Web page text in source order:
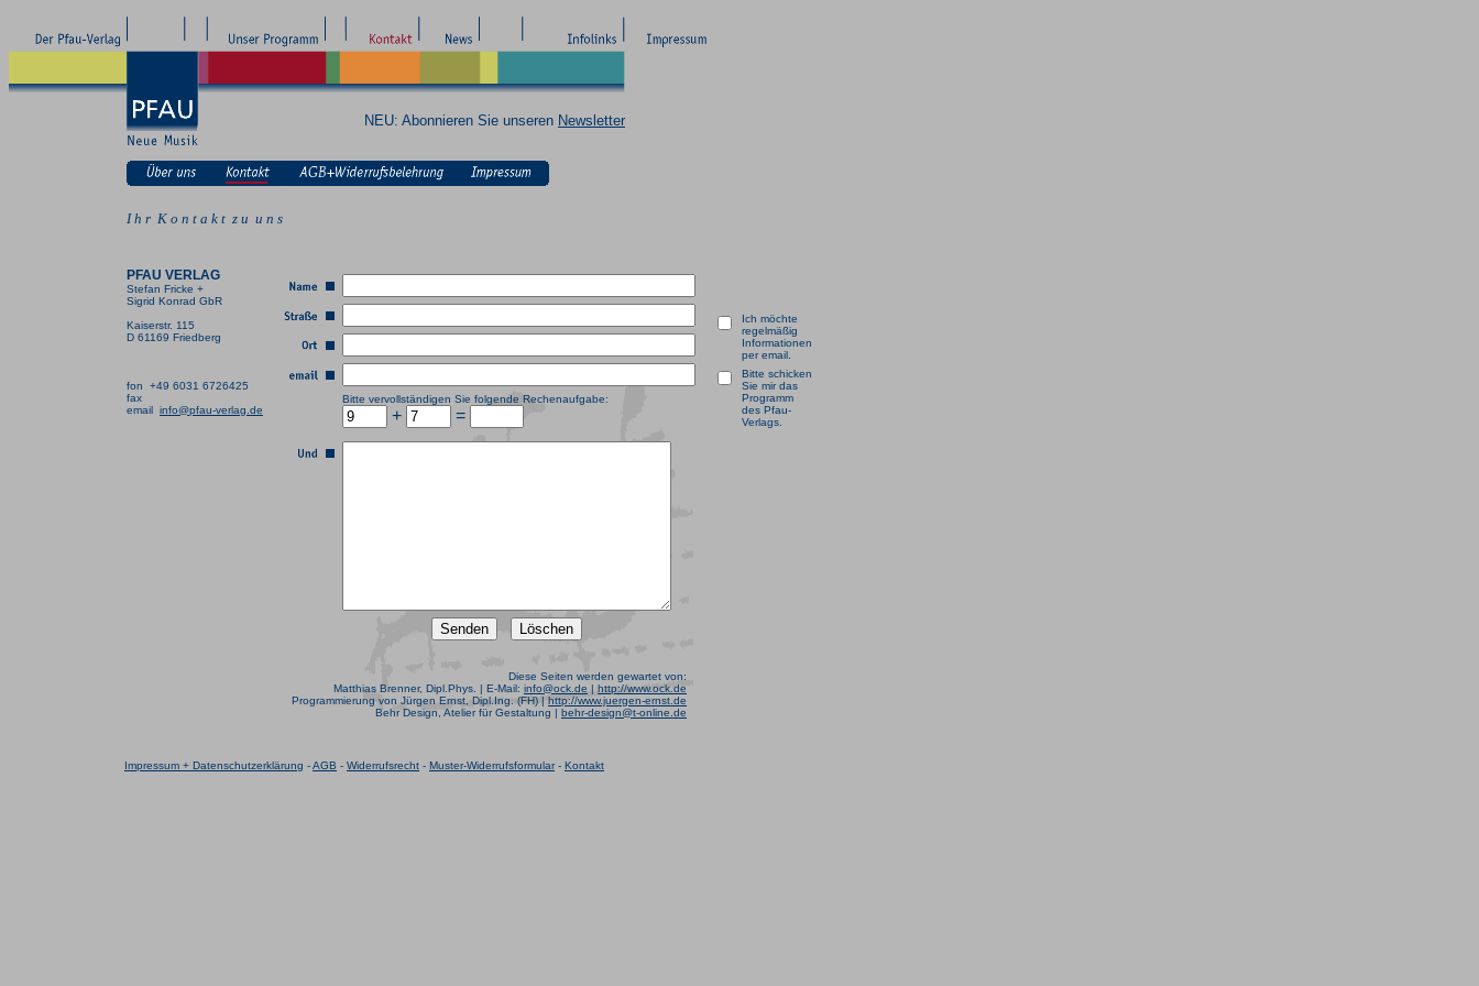
NEU: Abonnieren Sie unseren Newsletter
I h r K o n t a k t z u u n s
PFAU VERLAG
Stefan Fricke +
Sigrid Konrad GbR
Kaiserstr. 115
D 61169 Friedberg
fon +49 6031 6726425
fax
email info@pfau-verlag.de
Bitte vervollständigen Sie folgende Rechenaufgabe:
+ =
Ich möchte
regelmäßig
Informationen
per email.
Bitte schicken
Sie mir das
Programm
des Pfau-
Verlags.
Diese Seiten werden gewartet von:
Matthias Brenner, Dipl.Phys. | E-Mail: info@ock.de | http://www.ock.de
Programmierung von Jürgen Ernst, Dipl.Ing. (FH) | http://www.juergen-ernst.de
Behr Design, Atelier für Gestaltung | behr-design@t-online.de
Impressum + Datenschutzerklärung -AGB - Widerrufsrecht - Muster-Widerrufsformular- Kontakt